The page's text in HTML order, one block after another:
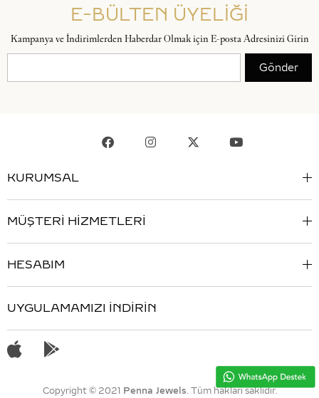
E-BÜLTEN ÜYELİĞİ
Kampanya ve İndirimlerden Haberdar Olmak için E-posta Adresinizi Girin
Gönder
KURUMSAL
MÜŞTERİ HİZMETLERİ
HESABIM
UYGULAMAMIZI İNDİRİN
Copyright © 2021 Penna Jewels. Tüm hakları saklıdır.